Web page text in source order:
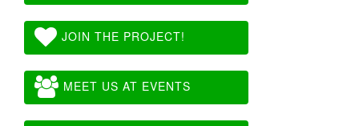
JOIN THE PROJECT!
MEET US AT EVENTS